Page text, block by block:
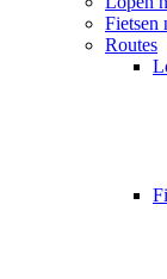
Fietsen
Routes